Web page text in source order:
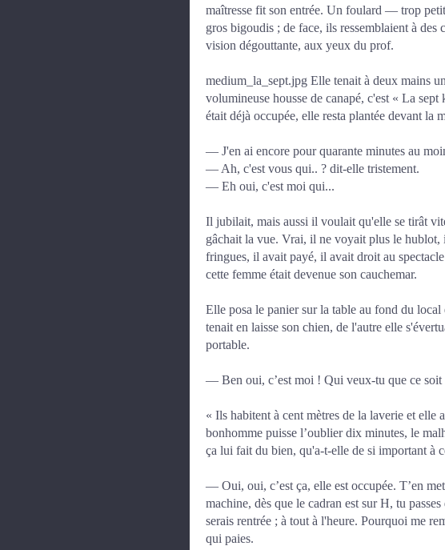
maîtresse fit son entrée. Un foulard — trop
gros bigoudis ; de face, ils ressemblaient à
vision dégouttante, aux yeux du prof.
medium_la_sept.jpg Elle tenait à deux mains
volumineuse housse de canapé, c'est « La
était déjà occupée, elle resta plantée devant la
— J'en ai encore pour quarante minutes au
— Ah, c'est vous qui.. ? dit-elle tristement.
— Eh oui, c'est moi qui...
Il jubilait, mais aussi il voulait qu'elle se tirât
gâchait la vue. Vrai, il ne voyait plus le hublot,
fringues, il avait payé, il avait droit au
cette femme était devenue son cauchemar.
Elle posa le panier sur la table au fond du
tenait en laisse son chien, de l'autre elle
portable.
— Ben oui, c’est moi ! Qui veux-tu que ce
« Ils habitent à cent mètres de la laverie et elle
bonhomme puisse l’oublier dix minutes, le
ça lui fait du bien, qu'a-t-elle de si important à
— Oui, oui, c’est ça, elle est occupée. T’en
machine, dès que le cadran est sur H, tu
serais rentrée ; à tout à l'heure. Pourquoi me
qui paies.